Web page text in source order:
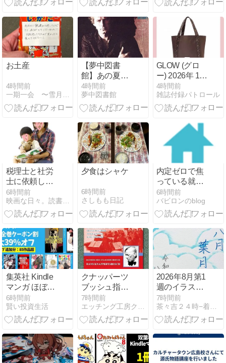
お土産
4時間前
【夢中図書
館】あの夏の
幻影を追いか
けて。ドン・
ヘンリー「ボ
ブ・サマー」
4時間前
夢中図書館
GLOW (グロ
ー) 2026年 11
月号
4時間前
雑誌付録パトロール
税理士と社労
士に依頼して
いた業務を引
き取ってみた
6時間前
映画な日々。読書な日々。
夕食はシャケ
6時間前
さしもも日記
内定ゼロで焦
っている就活
生へ｜今から
やり直す手順
と、頼れるサ
方
6時間前
バビロンのblog
集英社 Kindle
マンガ ほぼ全
巻最大39%オ
フクーポン割
《ジャンプ 追
BLEACH 獄頤
鳴鳴篇／呪術
廻戦 公式ファ
6時間前
賢い投資生活
クナッパーツ
ブッシュ指揮
バイエルン国
立歌劇場管弦
楽団 国民劇場
めの支援コン
サート
7時間前
2026年8月第1
週のイラスト
&内容振り返
り＠みのおエ
フエム
7時間前